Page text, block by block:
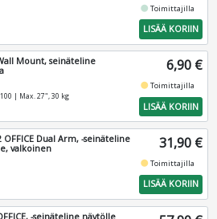
fiber_manual_recordToimittajilla
LISÄÄ KORIIN
Mount, seinäteline
100 | Max. 27", 30 kg
6,90 €
fiber_manual_recordToimittajilla
LISÄÄ KORIIN
OFFICE Dual Arm, -seinäteline
valkoinen
31,90 €
fiber_manual_recordToimittajilla
LISÄÄ KORIIN
-seinäteline näytölle